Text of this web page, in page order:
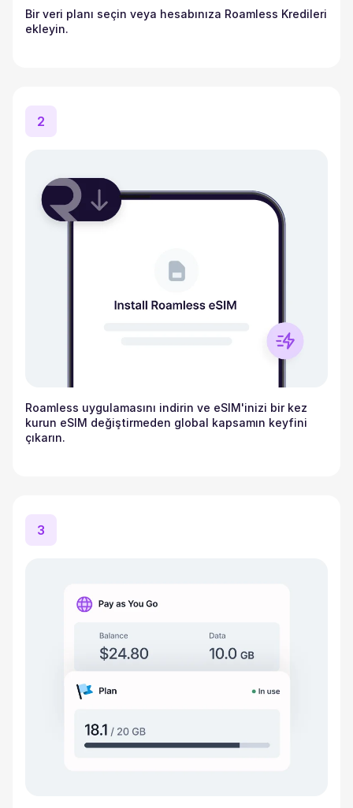
Bir veri planı seçin veya hesabınıza Roamless Kredileri
ekleyin.
2
Roamless uygulamasını indirin ve eSIM'inizi bir kez
kurun eSIM değiştirmeden global kapsamın keyfini
çıkarın.
3